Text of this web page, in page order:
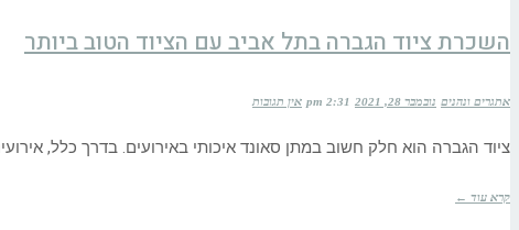
השכרת ציוד הגברה בתל אביב עם הציוד הטוב ביותר
אתגרים ונהנים נובמבר 28, 2021 2:31 pm אין תגובות
ציוד הגברה הוא חלק חשוב במתן סאונד איכותי באירועים. בדרך כלל,
קרא עוד ←